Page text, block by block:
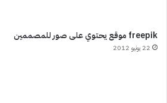
freepik موقع يحتوي على صور للمصممين
22 يونيو 2012